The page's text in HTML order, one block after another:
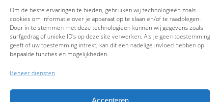
Om de beste ervaringen te bieden, gebruiken wij technologieën zoals
cookies om informatie over je apparaat op te slaan en/of te raadplegen.
Door in te stemmen met deze technologieën kunnen wij gegevens zoals
surfgedrag of unieke ID's op deze site verwerken. Als je geen toestemming
geeft of uw toestemming intrekt, kan dit een nadelige invloed hebben op
bepaalde functies en mogelijkheden.
Beheer diensten
Accepteren